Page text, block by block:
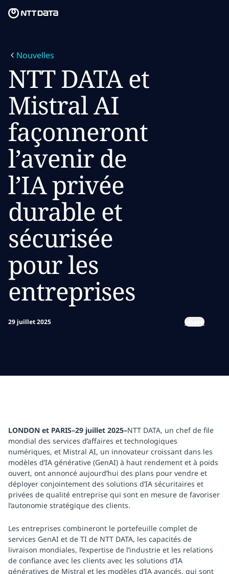
Ce que nous pensons
Qui nous sommes
Salle de presse
Carrières
Nouvelles
NTT DATA et
Mistral AI
façonneront
l’avenir de
l’IA privée
durable et
sécurisée
pour les
entreprises
29 juillet 2025 Share
LONDON et PARIS–29 juillet 2025–NTT DATA, un chef de file
mondial des services d’affaires et technologiques
numériques, et Mistral AI, un innovateur croissant dans les
modèles d’IA générative (GenAI) à haut rendement et à poids
ouvert, ont annoncé aujourd’hui des plans pour vendre et
déployer conjointement des solutions d’IA sécuritaires et
privées de qualité entreprise qui sont en mesure de favoriser
l’autonomie stratégique des clients.
Les entreprises combineront le portefeuille complet de
services GenAI et de TI de NTT DATA, les capacités de
livraison mondiales, l’expertise de l’industrie et les relations
de confiance avec les clients avec les solutions d’IA
génératives de Mistral et les modèles d’IA avancés, qui sont